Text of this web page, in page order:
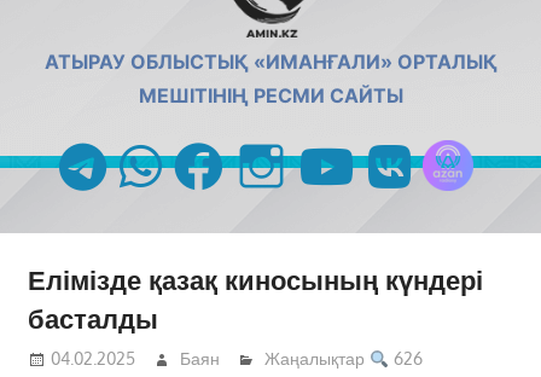
АТЫРАУ ОБЛЫСТЫҚ «ИМАНҒАЛИ» ОРТАЛЫҚ
МЕШІТІНІҢ РЕСМИ САЙТЫ
telegramwhatsappfacebookinstagramyoutubevk
Елімізде қазақ киносының күндері
басталды
04.02.2025 Баян Жаңалықтар 626